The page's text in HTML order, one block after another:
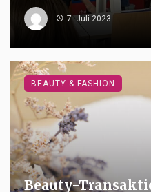
7. Juli 2023
Beauty-
BEAUTY & FASHION